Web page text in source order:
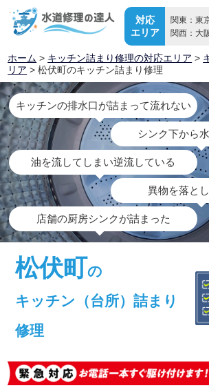
対応
エリア
関東：東
関西：大
ホーム > キッチン詰まり修理の対応エリア >
リア > 松伏町のキッチン詰まり修理
キッチンの排水口が詰まって流れない
シンク下から
油を流してしまい逆流している
異物を落と
店舗の厨房シンクが詰まった
松伏町の
キッチン（台所）詰まり
修理